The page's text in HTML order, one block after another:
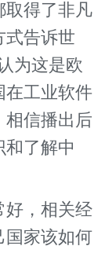
取得了非凡
式告诉世
为这是欧
在工业软件
相信播出后
了解中
，相关经
国家该如何